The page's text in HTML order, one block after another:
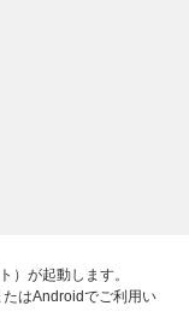
）が起動します。
はAndroidでご利用い